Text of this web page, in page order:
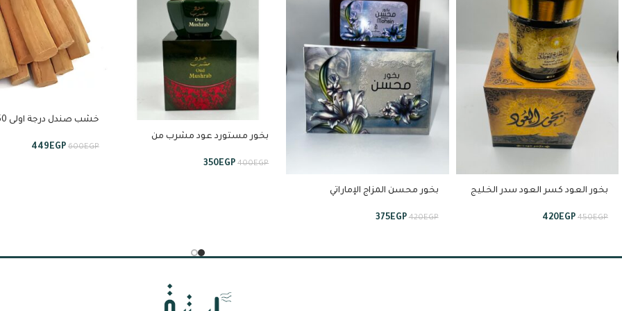
بخور العود كسر العود سدر الخليج
450EGP
420EGP
بخور محسن المزاج الإماراتي
420EGP
375EGP
بخور مستورد عود مشرب من
400EGP
350EGP
600EGP
449EGP